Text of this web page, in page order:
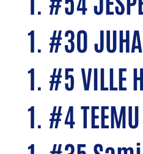
1. #30
1. #5 VILLE
1. #4